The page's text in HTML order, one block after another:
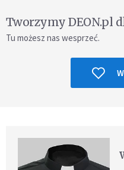
Tworzymy DEON.pl
Tu możesz nas wesprzeć.